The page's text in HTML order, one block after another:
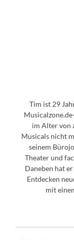
Tim ist 29
im Alter von
Musicals nicht
seinem
Theater und
Daneben hat
Entdecken
mit